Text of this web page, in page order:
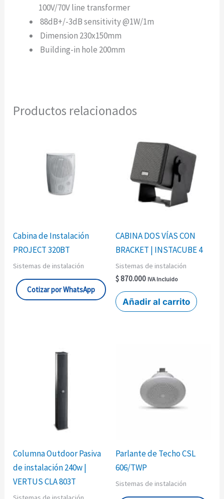
100V/70V line transformer
88dB+/-3dB sensitivity @1W/1m
Dimension 230x150mm
Building-in hole 200mm
Productos relacionados
Cabina de Instalación
PROJECT 320BT
Sistemas de instalación
Cotizar por WhatsApp
CABINA DOS VÍAS CON
BRACKET | INSTACUBE 4
Sistemas de instalación
$870.000 IVA Incluido
Añadir al carrito
Columna Outdoor Pasiva
de instalación 240w |
VERTUS CLA 803T
Parlante de Techo CSL
606/TWP
Sistemas de instalación